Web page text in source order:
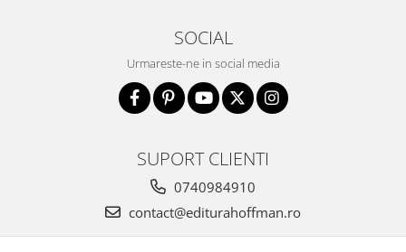
SOCIAL
Urmareste-ne in social media
SUPORT CLIENTI
0740984910
contact@editurahoffman.ro